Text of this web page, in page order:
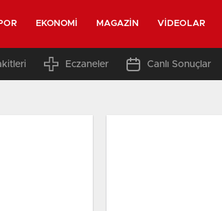
EKONOMI MAGAZIN VIDEOLAR
Eczaneler Canlı Sonuçlar